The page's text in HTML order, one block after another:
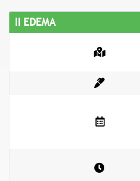
II EDEMA